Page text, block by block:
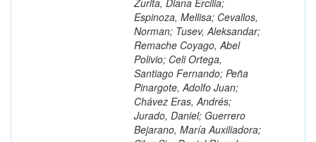
Espinoza, Mellisa; Cevallos,
Norman; Tusev, Aleksandar;
Remache Coyago, Abel
Polivio; Celi Ortega,
Santiago Fernando; Peña
Pinargote, Adolfo Juan;
Chávez Eras, Andrés;
Jurado, Daniel; Guerrero
Bejarano, María Auxiliadora;